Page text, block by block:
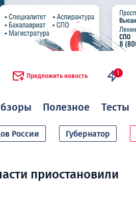
Предложить новость 1
Полезное Тесты
России Губернатор
приостановили